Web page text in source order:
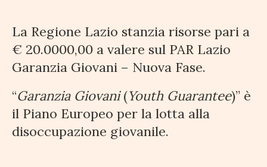
La Regione Lazio stanzia risorse pari a
€ 20.0000,00 a valere sul PAR Lazio
Garanzia Giovani – Nuova Fase.
“Garanzia Giovani(Youth Guarantee)” è
il Piano Europeo per la lotta alla
disoccupazione giovanile.